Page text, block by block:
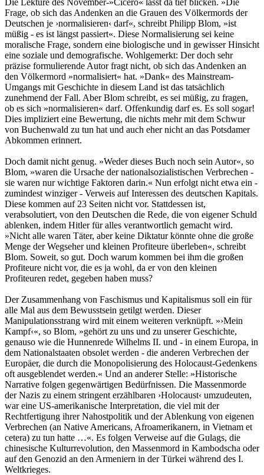
Frage, ob sich das Andenken an die Grauen des Völkermords der
Deutschen je ›normalisieren‹ darf«, schreibt Philipp Blom, »ist
müßig - es ist längst passiert«. Diese Normalisierung sei keine
moralische Frage, sondern eine biologische und in gewisser Hinsicht
eine soziale und demografische. Wohlgemerkt: Der doch sehr
präzise formulierende Autor fragt nicht, ob sich das Andenken an
den Völkermord »normalisiert« hat. »Dank« des Mainstream-
Umgangs mit Geschichte in diesem Land ist das tatsächlich
zunehmend der Fall. Aber Blom schreibt, es sei müßig, zu fragen,
ob es sich »normalisieren« darf. Offenkundig darf es. Es soll sogar!
Dies impliziert eine Bewertung, die nichts mehr mit dem Schwur
von Buchenwald zu tun hat und auch eher nicht an das Potsdamer
Abkommen erinnert.
Doch damit nicht genug. »Weder dieses Buch noch sein Autor«, so
Blom, »waren die Ursache der nationalsozialistischen Verbrechen -
sie waren nur wichtige Faktoren darin.« Nun erfolgt nicht etwa ein -
zumindest winziger - Verweis auf Interessen des deutschen Kapitals.
Diese kommen auf 23 Seiten nicht vor. Stattdessen ist,
verabsolutiert, von den Deutschen die Rede, die von eigener Schuld
ablenken, indem Hitler für alles verantwortlich gemacht wird.
»Nicht alle waren Täter, aber keine Diktatur könnte ohne die große
Menge der Wegseher und kleinen Profiteure überleben«, schreibt
Blom. Soweit, so gut. Doch warum kommen bei ihm die großen
Profiteure nicht vor, die es ja wohl, da er von den kleinen
Profiteuren redet, gegeben haben muss?
Der Zusammenhang von Faschismus und Kapitalismus soll ein für
alle Mal aus dem Bewusstsein getilgt werden. Dieser
Manipulationsstrang wird mit einem weiteren verknüpft. »›Mein
Kampf‹«, so Blom, »gehört zu uns und zu unserer Geschichte,
genauso wie die Hunnenrede Wilhelms II. und - in einem Europa, in
dem Nationalstaaten obsolet werden - die anderen Verbrechen der
Europäer, die durch die Monopolisierung des Holocaust-Gedenkens
oft ausgeblendet werden.« Und an anderer Stelle: »Historische
Narrative folgen gegenwärtigen Bedürfnissen. Die Massenmorde
der Nazis zu einem stringent erzählbaren ›Holocaust‹ umzudeuten,
war eine US-amerikanische Interpretation, die viel mit der
Rechtfertigung ihrer Nahostpolitik und der Ablenkung von eigenen
Verbrechen (an Native Americans, Afroamerikanern, in Vietnam et
cetera) zu tun hatte …«. Es folgen Verweise auf die Gulags, die
chinesische Kulturrevolution, den Massenmord in Kambodscha oder
auf den Genozid an den Armeniern in der Türkei während des I.
Weltkrieges.